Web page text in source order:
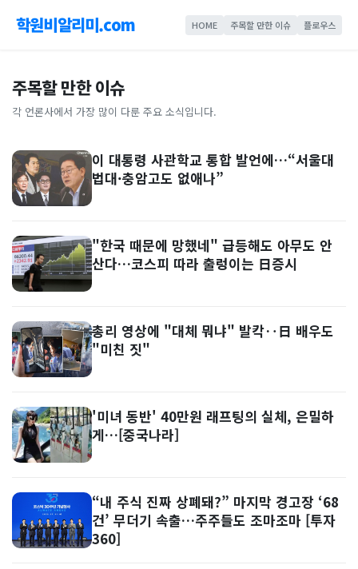
학원비알리미.com HOME 주목할 만한 이슈 플로우스
주목할 만한 이슈
각 언론사에서 가장 많이 다룬 주요 소식입니다.
이 대통령 사관학교 통합 발언에…“서울대
법대·충암고도 없애나”
"한국 때문에 망했네" 급등해도 아무도 안
산다…코스피 따라 출렁이는 日증시
총리 영상에 "대체 뭐냐" 발칵‥日 배우도
"미친 짓"
'미녀 동반' 40만원 래프팅의 실체, 은밀하
게…[중국나라]
“내 주식 진짜 상폐돼?” 마지막 경고장 ‘68
건’ 무더기 속출…주주들도 조마조마 [투자
360]